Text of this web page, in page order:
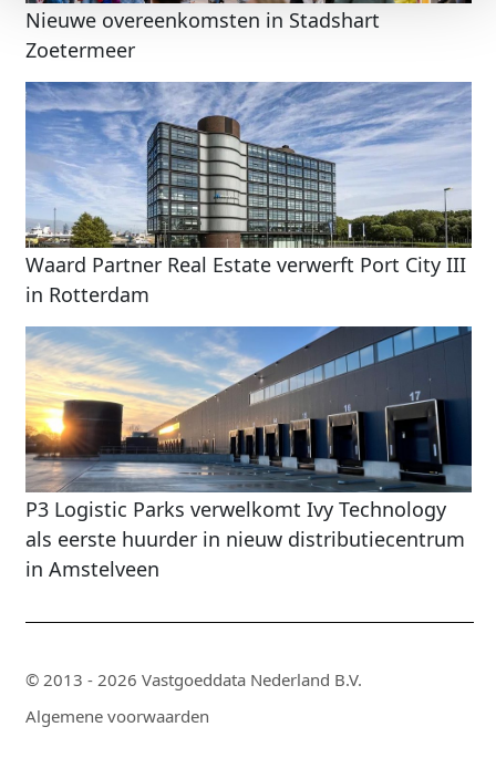
Nieuwe overeenkomsten in Stadshart
Zoetermeer
Waard Partner Real Estate verwerft Port City III
in Rotterdam
P3 Logistic Parks verwelkomt Ivy Technology
als eerste huurder in nieuw distributiecentrum
in Amstelveen
© 2013 - 2026 Vastgoeddata Nederland B.V.
Algemene voorwaarden